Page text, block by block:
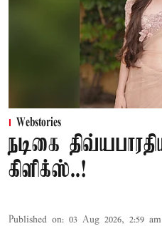
Webstories
நடிகை
கிளிக்ஸ்..!
Published on: 03 Aug 2026, 2:59 am